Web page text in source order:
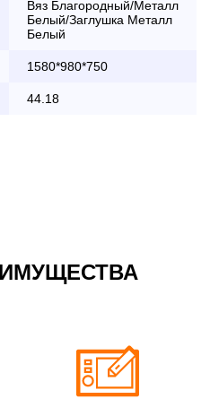
Вяз Благородный/Металл
Белый/Заглушка Металл
Белый
1580*980*750
44.18
2 000 руб.
с 8:30 до 18:00